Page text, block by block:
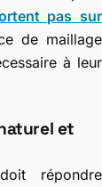
pas sur
de maillage
à leur
et
répondre